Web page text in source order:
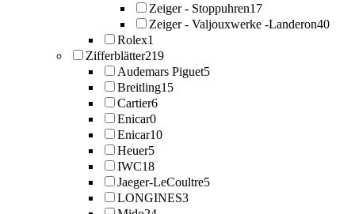
Zeiger - Stoppuhren17
Zeiger - Valjouxwerke -Landeron40
Rolex1
Zifferblätter219
Audemars Piguet5
Breitling15
Cartier6
Enicar0
Enicar10
Heuer5
IWC18
Jaeger-LeCoultre5
LONGINES3